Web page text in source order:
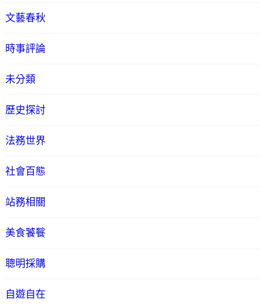
文藝春秋
時事評論
未分類
歷史探討
法務世界
社會百態
站務相關
美食饕餮
聰明採購
自遊自在